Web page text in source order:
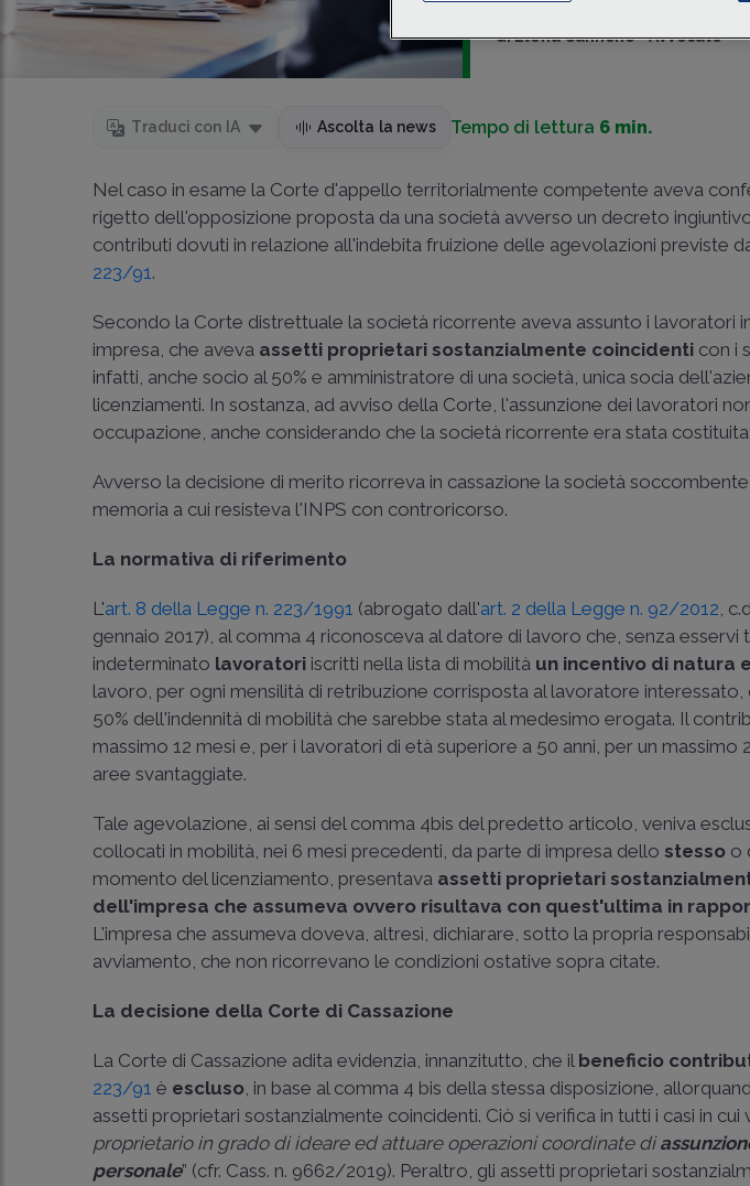
diElena Cannone-Avvocato
Traduci con IA Ascolta la news Tempo di lettura 6 min.
Nel caso in esame la Corte d'appello territorialmente competente aveva
rigetto dell'opposizione proposta da una società avverso un decreto
contributi dovuti in relazione all'indebita fruizione delle agevolazioni previste
223/91.
Secondo la Corte distrettuale la società ricorrente aveva assunto i lavoratori
impresa, che aveva assetti proprietari sostanzialmente coincidenti con i
infatti, anche socio al 50% e amministratore di una società, unica socia
licenziamenti. In sostanza, ad avviso della Corte, l'assunzione dei lavoratori
occupazione, anche considerando che la società ricorrente era stata
Avverso la decisione di merito ricorreva in cassazione la società
memoria a cui resisteva l'INPS con controricorso.
La normativa di riferimento
L'art. 8 della Legge n. 223/1991 (abrogato dall'art. 2 della Legge n. 92/2012,
gennaio 2017), al comma 4 riconosceva al datore di lavoro che, senza
indeterminato lavoratori iscritti nella lista di mobilità un incentivo di natura
lavoro, per ogni mensilità di retribuzione corrisposta al lavoratore
50% dell'indennità di mobilità che sarebbe stata al medesimo erogata. Il
massimo 12 mesi e, per i lavoratori di età superiore a 50 anni, per un massimo
aree svantaggiate.
Tale agevolazione, ai sensi del comma 4bis del predetto articolo, veniva
collocati in mobilità, nei 6 mesi precedenti, da parte di impresa dello stesso o
momento del licenziamento, presentava assetti proprietari
dell'impresa che assumeva ovvero risultava con quest'ultima in
L'impresa che assumeva doveva, altresì, dichiarare, sotto la propria
avviamento, che non ricorrevano le condizioni ostative sopra citate.
La decisione della Corte di Cassazione
La Corte di Cassazione adita evidenzia, innanzitutto, che il beneficio
223/91 è escluso, in base al comma 4 bis della stessa disposizione,
assetti proprietari sostanzialmente coincidenti. Ciò si verifica in tutti i casi in cui
proprietario in grado di ideare ed attuare operazioni coordinate di
personale” (cfr. Cass. n. 9662/2019). Peraltro, gli assetti proprietari